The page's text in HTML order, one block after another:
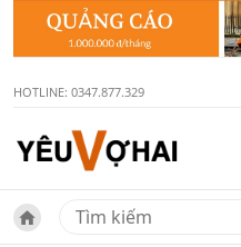
HOTLINE: 0347.877.329